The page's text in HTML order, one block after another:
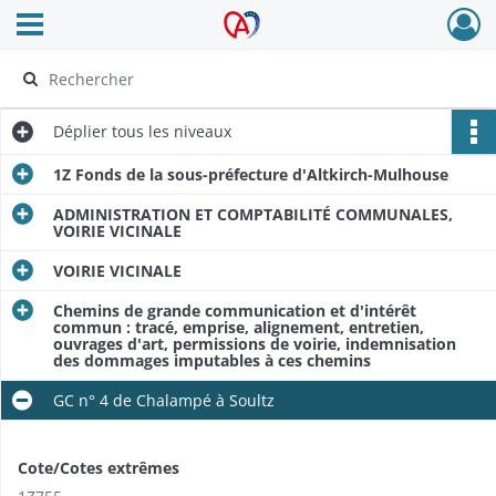
Archives Alsace - Colmar
Ouvrir le menu déroulant
Déplier tous les niveaux
1Z Fonds de la sous-préfecture d'Altkirch-Mulhouse
ADMINISTRATION ET COMPTABILITÉ COMMUNALES,
VOIRIE VICINALE
VOIRIE VICINALE
Chemins de grande communication et d'intérêt
commun : tracé, emprise, alignement, entretien,
ouvrages d'art, permissions de voirie, indemnisation
des dommages imputables à ces chemins
GC n° 4 de Chalampé à Soultz
Cote/Cotes extrêmes